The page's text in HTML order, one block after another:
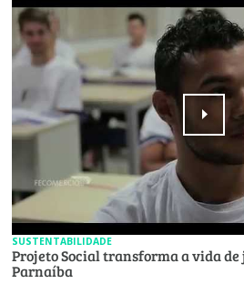
SUSTENTABILIDADE
Projeto Social transforma a vida de
Parnaíba